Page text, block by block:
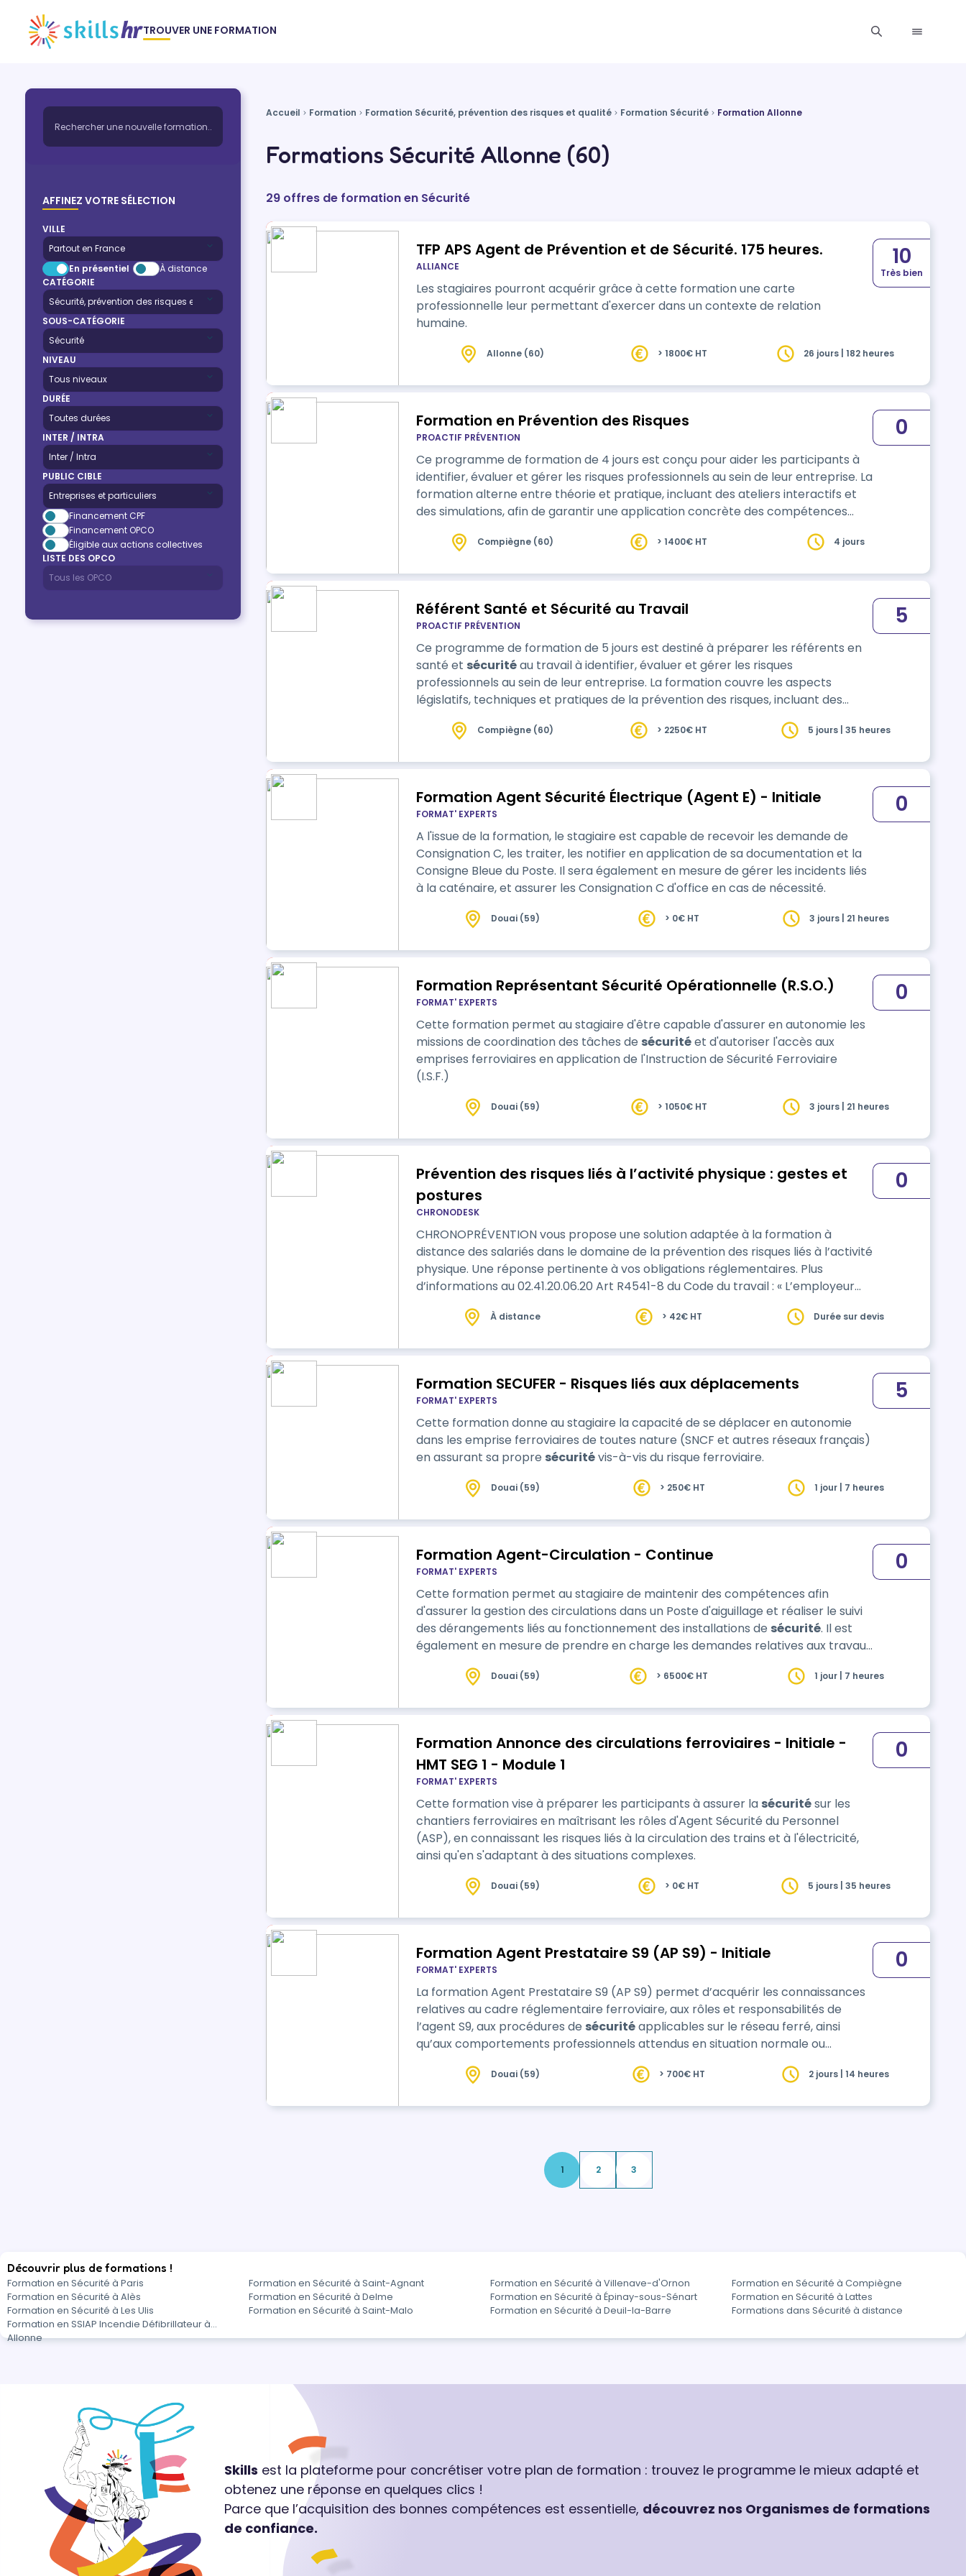
TROUVER UNE FORMATION
AFFINEZ VOTRE SÉLECTION
VILLE
En présentiel
À distance
CATÉGORIE
SOUS-CATÉGORIE
NIVEAU
DURÉE
INTER / INTRA
PUBLIC CIBLE
Financement CPF
Financement OPCO
Éligible aux actions collectives
LISTE DES OPCO
Accueil Formation Formation Sécurité, prévention des risques et qualité Formation Sécurité Formation Allonne
Formations Sécurité Allonne (60)
29 offres de formation en Sécurité
TFP APS Agent de Prévention et de Sécurité. 175 heures.
ALLIANCE
Les stagiaires pourront acquérir grâce à cette formation une carte
professionnelle leur permettant d'exercer dans un contexte de relation
humaine.
10
Très bien
Allonne (60) > 1800€ HT 26 jours | 182 heures
Formation en Prévention des Risques
PROACTIF PRÉVENTION
Ce programme de formation de 4 jours est conçu pour aider les participants à
identifier, évaluer et gérer les risques professionnels au sein de leur entreprise. La
formation alterne entre théorie et pratique, incluant des ateliers interactifs et
des simulations, afin de garantir une application concrète des compétences
0
Compiègne (60) > 1400€ HT 4 jours
Référent Santé et Sécurité au Travail
PROACTIF PRÉVENTION
Ce programme de formation de 5 jours est destiné à préparer les référents en
santé et sécuritéau travail à identifier, évaluer et gérer les risques
professionnels au sein de leur entreprise. La formation couvre les aspects
législatifs, techniques et pratiques de la prévention des risques, incluant des
5
Compiègne (60) > 2250€ HT 5 jours | 35 heures
Formation Agent Sécurité Électrique (Agent E) - Initiale
FORMAT' EXPERTS
A l'issue de la formation, le stagiaire est capable de recevoir les demande de
Consignation C, les traiter, les notifier en application de sa documentation et la
Consigne Bleue du Poste. Il sera également en mesure de gérer les incidents liés
à la caténaire, et assurer les Consignation C d'office en cas de nécessité.
0
Douai (59) > 0€ HT 3 jours | 21 heures
Formation Représentant Sécurité Opérationnelle (R.S.O.)
FORMAT' EXPERTS
Cette formation permet au stagiaire d'être capable d'assurer en autonomie les
missions de coordination des tâches de sécuritéet d'autoriser l'accès aux
emprises ferroviaires en application de l'Instruction de Sécurité Ferroviaire
(I.S.F.)
0
Douai (59) > 1050€ HT 3 jours | 21 heures
Prévention des risques liés à l’activité physique : gestes et
postures
CHRONODESK
CHRONOPRÉVENTION vous propose une solution adaptée à la formation à
distance des salariés dans le domaine de la prévention des risques liés à l’activité
physique. Une réponse pertinente à vos obligations réglementaires. Plus
d’informations au 02.41.20.06.20 Art R4541-8 du Code du travail : « L’employeur
manuelles : 1° D’une information sur les risques qu’ils encourent lorsque les
0
À distance > 42€ HT Durée sur devis
Formation SECUFER - Risques liés aux déplacements
FORMAT' EXPERTS
Cette formation donne au stagiaire la capacité de se déplacer en autonomie
dans les emprise ferroviaires de toutes nature (SNCF et autres réseaux français)
en assurant sa propre sécuritévis-à-vis du risque ferroviaire.
5
Douai (59) > 250€ HT 1 jour | 7 heures
Formation Agent-Circulation - Continue
FORMAT' EXPERTS
Cette formation permet au stagiaire de maintenir des compétences afin
d'assurer la gestion des circulations dans un Poste d'aiguillage et réaliser le suivi
des dérangements liés au fonctionnement des installations de sécurité. Il est
également en mesure de prendre en charge les demandes relatives aux travaux
(déraillement, divagation de bestiaux, dérangement de passages à niveau, ...)
0
Douai (59) > 6500€ HT 1 jour | 7 heures
Formation Annonce des circulations ferroviaires - Initiale -
HMT SEG 1 - Module 1
FORMAT' EXPERTS
Cette formation vise à préparer les participants à assurer la sécuritésur les
chantiers ferroviaires en maîtrisant les rôles d'Agent Sécurité du Personnel
(ASP), en connaissant les risques liés à la circulation des trains et à l'électricité,
ainsi qu'en s'adaptant à des situations complexes.
0
Douai (59) > 0€ HT 5 jours | 35 heures
Formation Agent Prestataire S9 (AP S9) - Initiale
FORMAT' EXPERTS
La formation Agent Prestataire S9 (AP S9) permet d’acquérir les connaissances
relatives au cadre réglementaire ferroviaire, aux rôles et responsabilités de
l’agent S9, aux procédures de sécuritéapplicables sur le réseau ferré, ainsi
qu’aux comportements professionnels attendus en situation normale ou
0
Douai (59) > 700€ HT 2 jours | 14 heures
1 2 3
Découvrir plus de formations !
Formation en Sécurité à Paris Formation en Sécurité à Saint-Agnant Formation en Sécurité à Villenave-d'Ornon
Formation en Sécurité à Compiègne
Formation en Sécurité à Alès
Formation en Sécurité à Delme Formation en Sécurité à Épinay-sous-Sénart
Formation en Sécurité à Lattes
Formation en Sécurité à Les Ulis
Formation en Sécurité à Saint-Malo Formation en Sécurité à Deuil-la-Barre
Formations dans Sécurité à distance
Formation en SSIAP Incendie Défibrillateur à
Allonne
Skills est la plateforme pour concrétiser votre plan de formation : trouvez le programme le mieux adapté et
obtenez une réponse en quelques clics !
Parce que l’acquisition des bonnes compétences est essentielle, découvrez nos Organismes de formations
de confiance.